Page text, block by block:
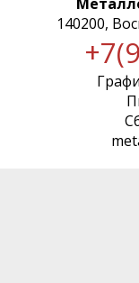
140200,